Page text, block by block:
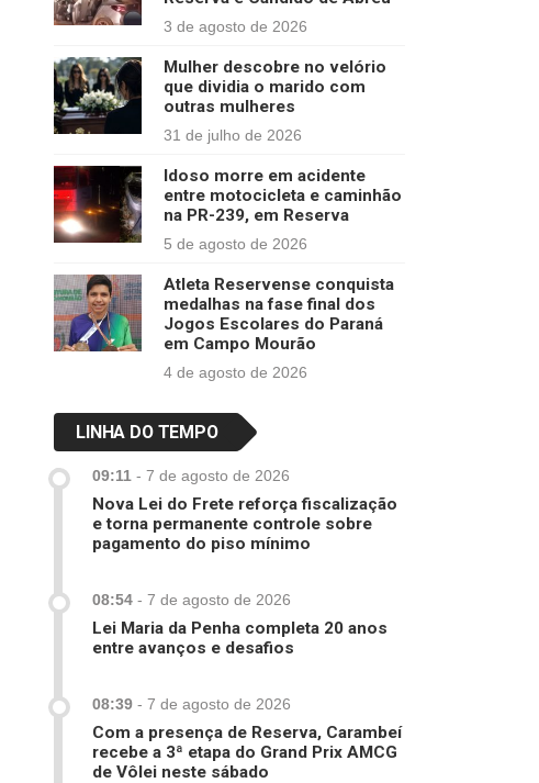
3 de agosto de 2026
Mulher descobre no velório
que dividia o marido com
outras mulheres
31 de julho de 2026
Idoso morre em acidente
entre motocicleta e caminhão
na PR-239, em Reserva
5 de agosto de 2026
Atleta Reservense conquista
medalhas na fase final dos
Jogos Escolares do Paraná
em Campo Mourão
4 de agosto de 2026
LINHA DO TEMPO
09:11 - 7 de agosto de 2026
Nova Lei do Frete reforça fiscalização
e torna permanente controle sobre
pagamento do piso mínimo
08:54 - 7 de agosto de 2026
Lei Maria da Penha completa 20 anos
entre avanços e desafios
08:39 - 7 de agosto de 2026
Com a presença de Reserva, Carambeí
recebe a 3ª etapa do Grand Prix AMCG
de Vôlei neste sábado